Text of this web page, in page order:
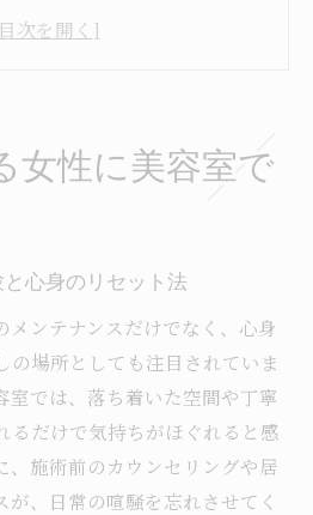
ストレスもリフレッシュ
ゼーション施術で疲れを解
癒し空間の選び方ガイド
ーションで心が整う理由
ージサービス徹底活用法
消なら美容室選び
解消リラクゼーション体験
適な美容室活用術とは
女性に美容室で
心身のリセット法
メンテナンスだけでなく、心身
の場所としても注目されていま
室では、落ち着いた空間や丁寧
るだけで気持ちがほぐれると感
、施術前のカウンセリングや居
、日常の喧騒を忘れさせてく